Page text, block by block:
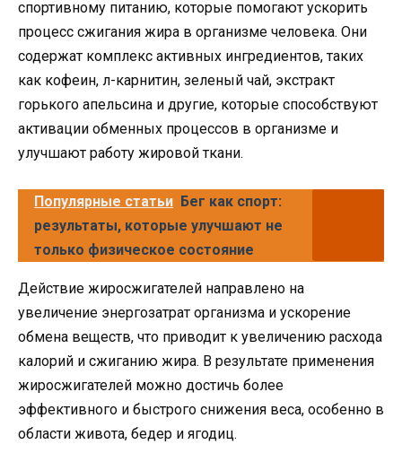
спортивному питанию, которые помогают ускорить
процесс сжигания жира в организме человека. Они
содержат комплекс активных ингредиентов, таких
как кофеин, л-карнитин, зеленый чай, экстракт
горького апельсина и другие, которые способствуют
активации обменных процессов в организме и
улучшают работу жировой ткани.
Популярные статьи Бег как спорт:
результаты, которые улучшают не
только физическое состояние
Действие жиросжигателей направлено на
увеличение энергозатрат организма и ускорение
обмена веществ, что приводит к увеличению расхода
калорий и сжиганию жира. В результате применения
жиросжигателей можно достичь более
эффективного и быстрого снижения веса, особенно в
области живота, бедер и ягодиц.